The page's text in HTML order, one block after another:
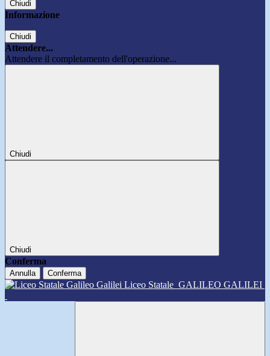
Chiudi
Informazione
Chiudi
Attendere...
Attendere il completamento dell'operazione...
Chiudi
Chiudi
Conferma
Annulla Conferma
Liceo Statale GALILEO GALILEI